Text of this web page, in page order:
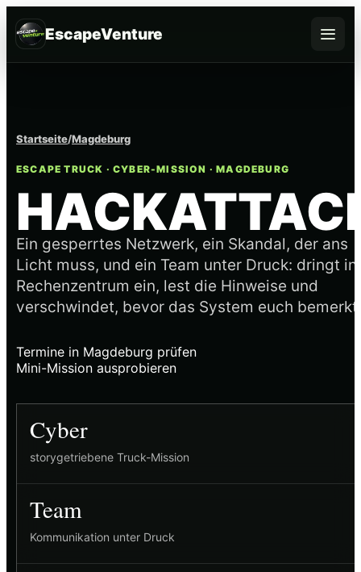
EscapeVenture
Gutschein
Für Firmen
Online spielen
FAQ
Startseite/Magdeburg
ESCAPE TRUCK · CYBER-MISSION · MAGDEBURG
Ein gesperrtes Netzwerk, ein Skandal, der ans
Licht muss, und ein Team unter Druck: dringt
Rechenzentrum ein, lest die Hinweise und
verschwindet, bevor das System euch bemerkt.
Termine in Magdeburg prüfen
Mini-Mission ausprobieren
Cyber
storygetriebene Truck-Mission
Team
Kommunikation unter Druck